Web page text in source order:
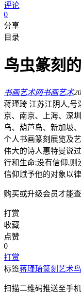
评论
0
分享
目录
鸟虫篆刻
书画艺术网书画艺术
蒋瑾琦 江苏江阴人,号
京、南京、上海、深
乌、葫芦岛、新加坡
个人书画篆刻展览及
伟大的诗人惠特曼说
行和生命;没有信仰,则
信仰赋予他的对象以
购买或升级会员才能
打赏
收藏
点赞
0
打赏
标签蒋瑾琦篆刻艺术
扫描二维码推送至手